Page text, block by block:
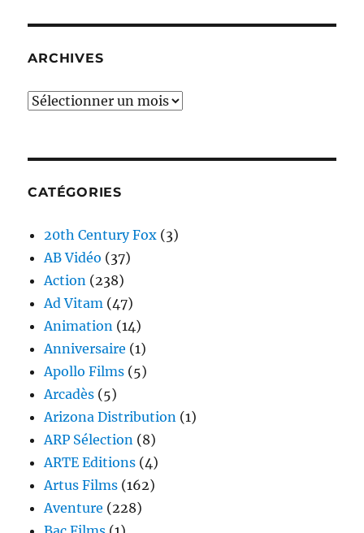
ARCHIVES
Archives
CATÉGORIES
20th Century Fox (3)
AB Vidéo (37)
Action (238)
Ad Vitam (47)
Animation (14)
Anniversaire (1)
Apollo Films (5)
Arcadès (5)
Arizona Distribution (1)
ARP Sélection (8)
ARTE Editions (4)
Artus Films (162)
Aventure (228)